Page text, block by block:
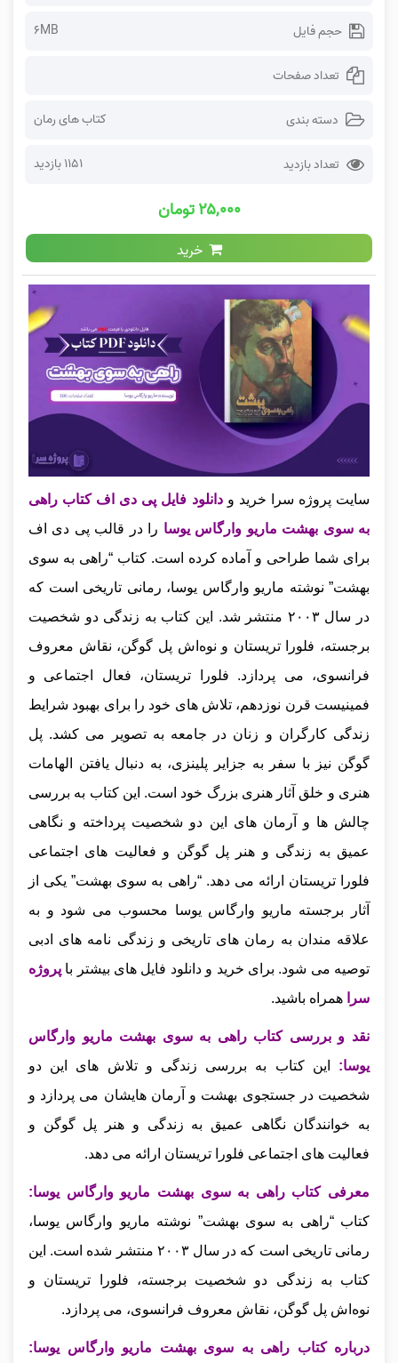
حجم فایل 6MB
تعداد صفحات
دسته بندی کتاب های رمان
تعداد بازدید 1151 بازدید
۲۵,۰۰۰ تومان
خرید
سایت پروژه سرا خرید و دانلود فایل پی دی اف کتاب راهی
به سوی بهشت ماریو وارگاس یوسا را در قالب پی دی اف
برای شما طراحی و آماده کرده است. کتاب “راهی به سوی
بهشت” نوشته ماریو وارگاس یوسا، رمانی تاریخی است که
در سال ۲۰۰۳ منتشر شد. این کتاب به زندگی دو شخصیت
برجسته، فلورا تریستان و نوه‌اش پل گوگن، نقاش معروف
فرانسوی، می‌ پردازد. فلورا تریستان، فعال اجتماعی و
فمینیست قرن نوزدهم، تلاش‌ های خود را برای بهبود شرایط
زندگی کارگران و زنان در جامعه به تصویر می‌ کشد. پل
گوگن نیز با سفر به جزایر پلینزی، به دنبال یافتن الهامات
هنری و خلق آثار هنری بزرگ خود است. این کتاب به بررسی
چالش‌ ها و آرمان‌ های این دو شخصیت پرداخته و نگاهی
عمیق به زندگی و هنر پل گوگن و فعالیت‌ های اجتماعی
فلورا تریستان ارائه می‌ دهد. “راهی به سوی بهشت” یکی از
آثار برجسته ماریو وارگاس یوسا محسوب می‌ شود و به
علاقه‌ مندان به رمان‌ های تاریخی و زندگی‌ نامه‌ های ادبی
توصیه می‌ شود. برای خرید و دانلود فایل های بیشتر با پروژه
سرا
همراه باشید.
نقد و بررسی کتاب راهی به سوی بهشت ماریو وارگاس
یوسا:
این کتاب به بررسی زندگی و تلاش‌ های این دو
شخصیت در جستجوی بهشت و آرمان‌ هایشان می‌ پردازد و
به خوانندگان نگاهی عمیق به زندگی و هنر پل گوگن و
فعالیت‌ های اجتماعی فلورا تریستان ارائه می‌ دهد.
معرفی کتاب راهی به سوی بهشت ماریو وارگاس یوسا:
کتاب “راهی به سوی بهشت” نوشته ماریو وارگاس یوسا،
رمانی تاریخی است که در سال ۲۰۰۳ منتشر شده است. این
کتاب به زندگی دو شخصیت برجسته، فلورا تریستان و
نوه‌اش پل گوگن، نقاش معروف فرانسوی، می‌ پردازد.
درباره کتاب راهی به سوی بهشت ماریو وارگاس یوسا: